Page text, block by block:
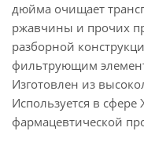
дюйма очищает
ржавчины и прочих
разборной
фильтрующим
Изготовлен из
Используется в
фармацевтической